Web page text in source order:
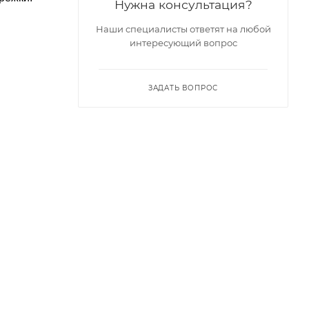
Нужна консультация?
Наши специалисты ответят на любой
интересующий вопрос
ЗАДАТЬ ВОПРОС